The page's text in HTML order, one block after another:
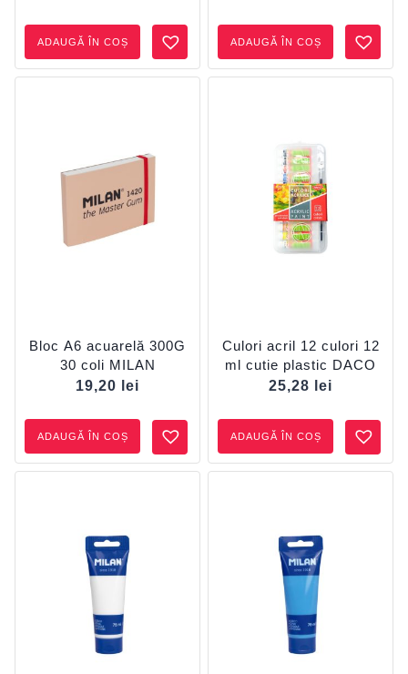
ADAUGĂ ÎN COȘ ADAUGĂ ÎN COȘ
Bloc A6 acuarelă 300G
30 coli MILAN
19,20
lei
ADAUGĂ ÎN COȘ
Culori acril 12 culori 12
ml cutie plastic DACO
25,28
lei
ADAUGĂ ÎN COȘ